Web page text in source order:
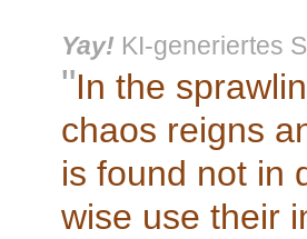
Yay! KI-generiertes
"In the
chaos reigns
is found not in
wise use their